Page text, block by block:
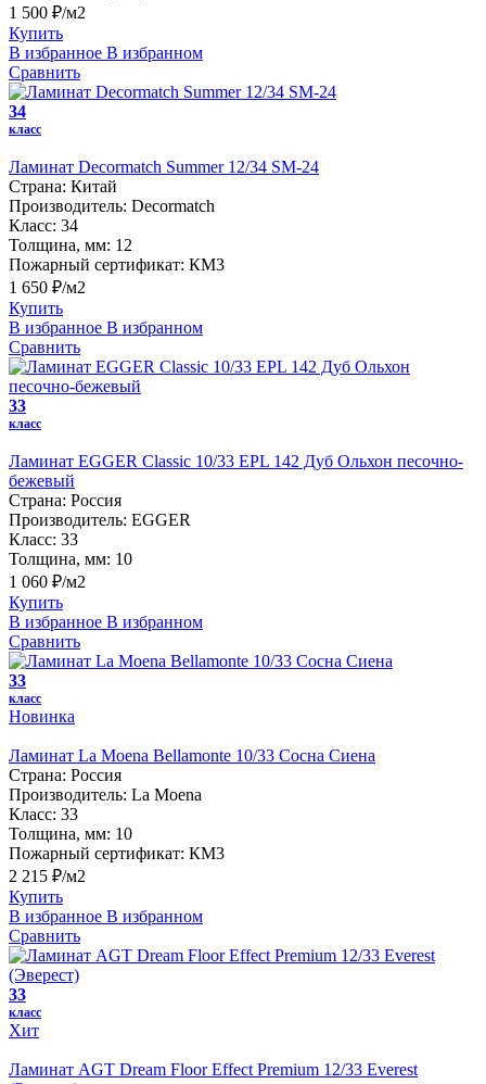
1 500 ₽/м2
Купить
В избранное В избранном
Сравнить
34
класс
Ламинат Decormatch Summer 12/34 SM-24
Страна: Китай
Производитель: Decormatch
Класс: 34
Толщина, мм: 12
Пожарный сертификат: КМ3
1 650 ₽/м2
Купить
В избранное В избранном
Сравнить
33
класс
Ламинат EGGER Classic 10/33 EPL 142 Дуб Ольхон песочно-
бежевый
Страна: Россия
Производитель: EGGER
Класс: 33
Толщина, мм: 10
1 060 ₽/м2
Купить
В избранное В избранном
Сравнить
33
класс
Новинка
Ламинат La Moena Bellamonte 10/33 Сосна Сиена
Страна: Россия
Производитель: La Moena
Класс: 33
Толщина, мм: 10
Пожарный сертификат: КМ3
2 215 ₽/м2
Купить
В избранное В избранном
Сравнить
33
класс
Хит
Ламинат AGT Dream Floor Effect Premium 12/33 Everest